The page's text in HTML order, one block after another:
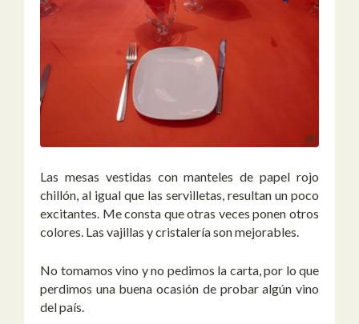
Las mesas vestidas con manteles de papel rojo
chillón, al igual que las servilletas, resultan un poco
excitantes. Me consta que otras veces ponen otros
colores. Las vajillas y cristalería son mejorables.
No tomamos vino y no pedimos la carta, por lo que
perdimos una buena ocasión de probar algún vino
del país.